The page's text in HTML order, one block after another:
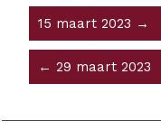
15 maart 2023 →
← 29 maart 2023